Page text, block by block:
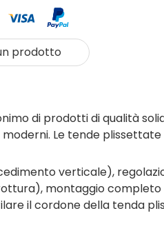
prodotto
di prodotti di qualità
Le tende
verticale),
montaggio
il cordone della tenda